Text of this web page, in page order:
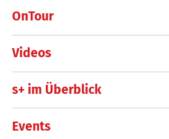
OnTour
Videos
s+ im Überblick
Events